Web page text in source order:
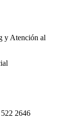
y Atención al
2646